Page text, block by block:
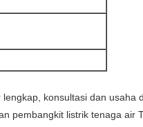
konsultasi dan usaha
pembangkit listrik tenaga air